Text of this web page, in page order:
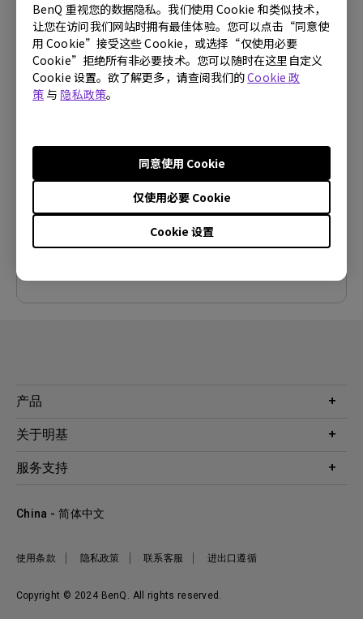
BenQ 重视您的数据隐私。我们使用 Cookie 和类似技术，
让您在访问我们网站时拥有最佳体验。您可以点击“同意使
用 Cookie”接受这些 Cookie，或选择“仅使用必要
Cookie”拒绝所有非必要技术。您可以随时在这里自定义
Cookie 设置。欲了解更多，请查阅我们的Cookie 政
策 与 隐私政策。
Cookie 设置
仅使用必要 Cookie
同意使用 Cookie
使用手册
版本:
产品
投影机
WiT智能灯
关于明基
公司简介
企业社会责任
服务支持
档案下载与常见问题
Copyright © 2024 BenQ. All rights reserved.
使用条款 隐私政策 联系客服 进出口遵循
China - 简体中文